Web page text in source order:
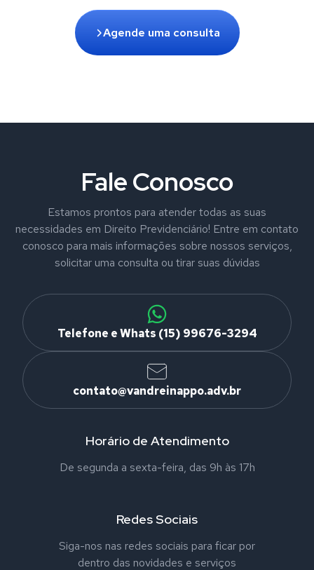
Agende uma consulta
Fale Conosco
Estamos prontos para atender todas as suas
necessidades em Direito Previdenciário! Entre em contato
conosco para mais informações sobre nossos serviços,
solicitar uma consulta ou tirar suas dúvidas
Telefone e Whats (15) 99676-3294
contato@vandreinappo.adv.br
Horário de Atendimento
De segunda a sexta-feira, das 9h às 17h
Redes Sociais
Siga-nos nas redes sociais para ficar por
dentro das novidades e serviços